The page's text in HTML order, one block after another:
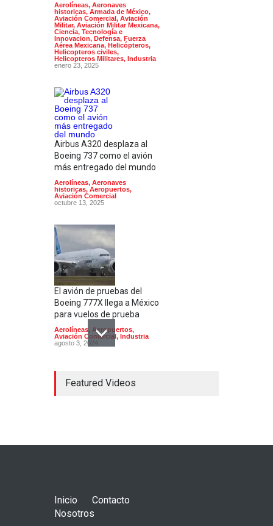
Aerolíneas, Aeronaves
historicas, Armada de México,
Aviación Comercial, Aviación
Militar, Aviación Militar Mexicana,
Ciencia, Tecnología e
Innovacion, Defensa, Fuerza
Aérea Mexicana, Helicópteros,
Helicopteros civiles,
Helicopteros Militares, Industria
enero 23, 2025
Airbus A320 desplaza al
Boeing 737 como el avión
más entregado del mundo
Aerolíneas, Aeronaves
historicas, Aeropuertos,
Aviación Comercial
octubre 13, 2025
El avión de pruebas del
Boeing 777X llega a México
para vuelos de prueba
Aerolíneas, Aeropuertos,
Aviación Comercial, Industria
agosto 3, 2024
supersónico que venía a
Featured Videos
Inicio
Contacto
Nosotros